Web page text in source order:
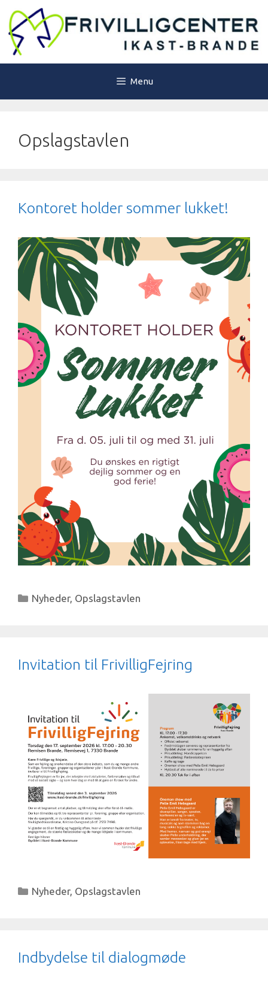
indhold
Menu
Opslagstavlen
Kontoret holder sommer lukket!
Kategorier
Nyheder, Opslagstavlen
Invitation til FrivilligFejring
Kategorier
Nyheder, Opslagstavlen
Indbydelse til dialogmøde